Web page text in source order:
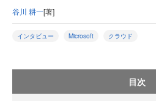
谷川 耕一[著]
インタビュー Microsoft クラウド
目次